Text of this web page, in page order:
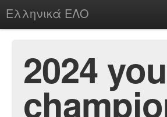
Ελληνικά ΕΛΟ
chesstu.be @ discord
2024